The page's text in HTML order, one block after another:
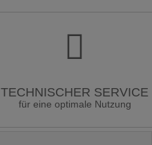
TECHNISCHER SERVICE
für eine optimale Nutzung